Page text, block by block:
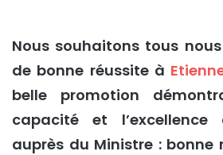
Nous souhaitons tous
de bonne réussite à
belle promotion
capacité et
auprès du Ministre : bonne